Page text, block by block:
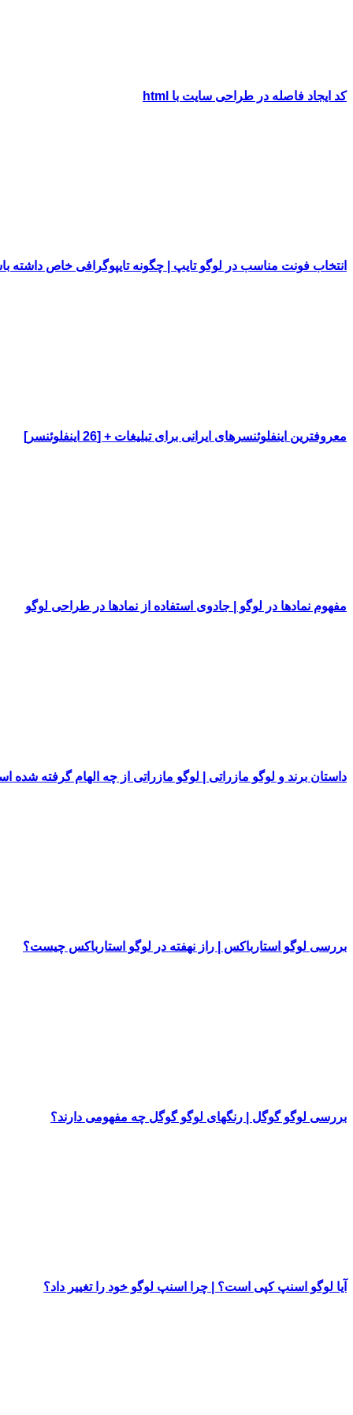
کد ایجاد فاصله در طراحی سایت با html
انتخاب فونت مناسب در لوگو تایپ | چگونه تایپوگرافی خاص داشته
معروفترین اینفلوئنسرهای ایرانی برای تبلیغات + [26 اینفلوئنسر]
مفهوم نمادها در لوگو | جادوی استفاده از نمادها در طراحی لوگو
داستان برند و لوگو مازراتی | لوگو مازراتی از چه الهام گرفته شده
بررسی لوگو استارباکس | راز نهفته در لوگو استارباکس چیست؟
بررسی لوگو گوگل | رنگهای لوگو گوگل چه مفهومی دارند؟
آیا لوگو اسنپ کپی است؟ | چرا اسنپ لوگو خود را تغییر داد؟